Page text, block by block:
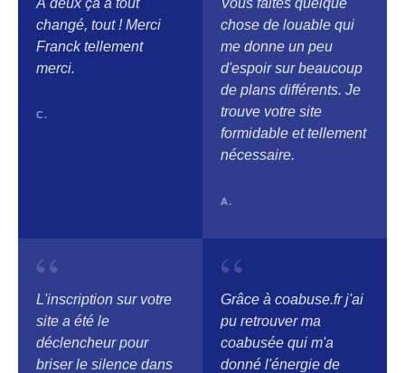
À deux ça a tout
changé, tout ! Merci
Franck tellement
merci.
C.
Vous faites quelque
chose de louable qui
me donne un peu
d'espoir sur beaucoup
de plans différents. Je
trouve votre site
formidable et tellement
nécessaire.
A.
“
L'inscription sur votre
site a été le
déclencheur pour
briser le silence dans
“
Grâce à coabuse.fr j'ai
pu retrouver ma
coabusée qui m'a
donné l'énergie de